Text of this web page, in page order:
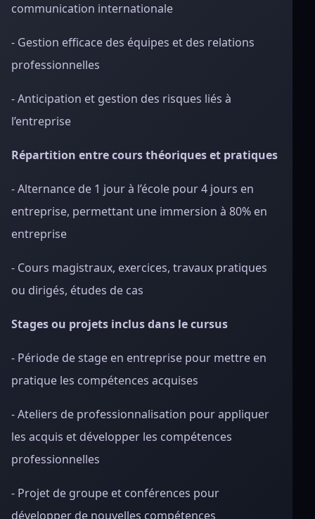
communication internationale
- Gestion efficace des équipes et des relations
professionnelles
- Anticipation et gestion des risques liés à
l’entreprise
Répartition entre cours théoriques et pratiques
- Alternance de 1 jour à l’école pour 4 jours en
entreprise, permettant une immersion à 80% en
entreprise
- Cours magistraux, exercices, travaux pratiques
ou dirigés, études de cas
Stages ou projets inclus dans le cursus
- Période de stage en entreprise pour mettre en
pratique les compétences acquises
- Ateliers de professionnalisation pour appliquer
les acquis et développer les compétences
professionnelles
- Projet de groupe et conférences pour
développer de nouvelles compétences